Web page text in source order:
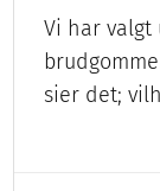
Vi har valgt
sier det;